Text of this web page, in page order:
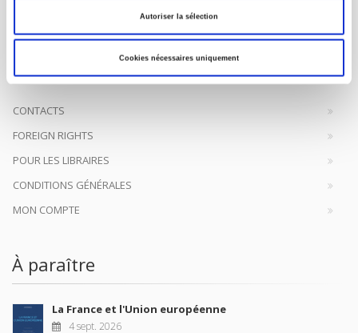
Autoriser la sélection
Cookies nécessaires uniquement
Maison d'édition dédiée aux sciences humaines et sociales, les
Presses de Sciences Po participent depuis leur création en 1976
à la transmission des savoirs et des idéescontinuer
CONTACTS
FOREIGN RIGHTS
POUR LES LIBRAIRES
CONDITIONS GÉNÉRALES
MON COMPTE
À paraître
La France et l'Union européenne
4 sept. 2026